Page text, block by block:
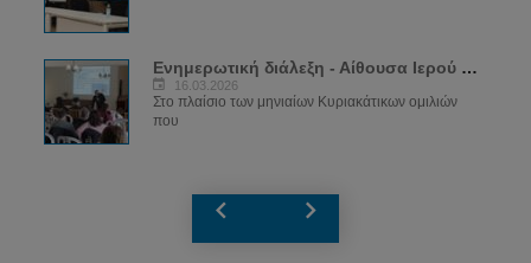
Ενημερωτική διάλεξη - Αίθουσα Ιερού Ναού...
16.03.2026
Στο πλαίσιο των μηνιαίων Κυριακάτικων ομιλιών
που